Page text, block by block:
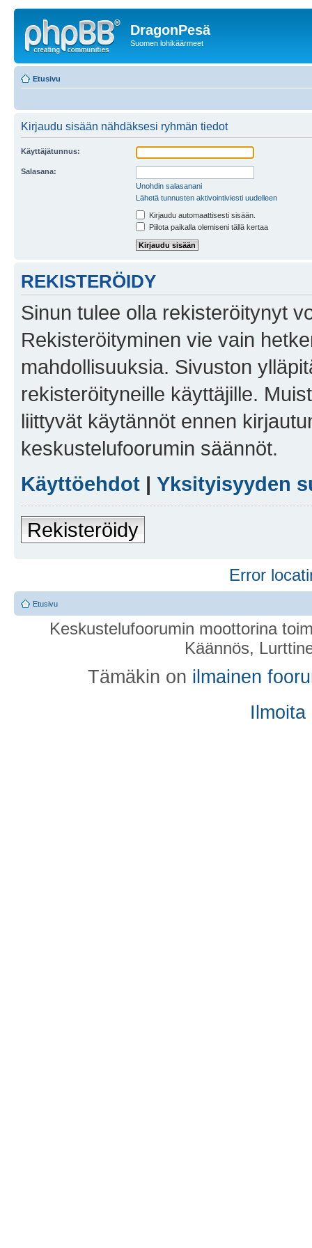
DragonPesä
Suomen lohikäärmeet
Etusivu
Kirjaudu sisään nähdäksesi ryhmän tiedot
Käyttäjätunnus:
Salasana:
Unohdin salasanani
Lähetä tunnusten aktivointiviesti uudelleen
Kirjaudu automaattisesti sisään.
Piilota paikalla olemiseni tällä kertaa
REKISTERÖIDY
Sinun tulee olla rekisteröitynyt
Rekisteröityminen vie vain
mahdollisuuksia. Sivuston
rekisteröityneille käyttäjille.
liittyvät käytännöt ennen
keskustelufoorumin säännöt.
Käyttöehdot | Yksityisyyden
Rekisteröidy
Error
Etusivu
Keskustelufoorumin moottorina
Käännös,
Tämäkin on ilmainen